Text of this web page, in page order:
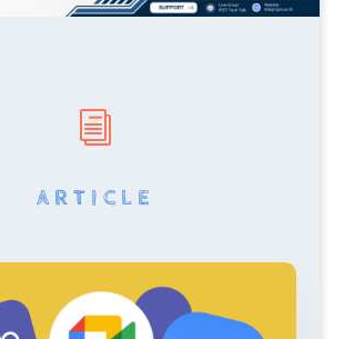
i
ARTICLE